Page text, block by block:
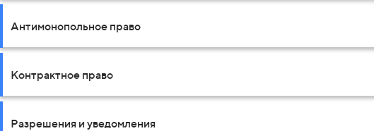
Антимонопольное право
Контрактное право
Разрешения и уведомления